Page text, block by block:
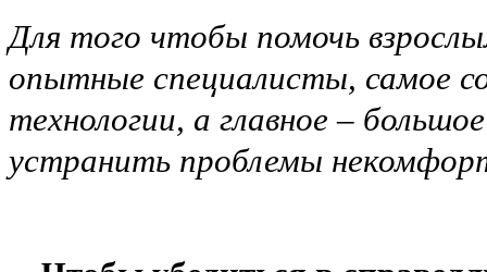
Для того чтобы помочь
опытные специалисты, самое
технологии, а главное –
устранить проблемы